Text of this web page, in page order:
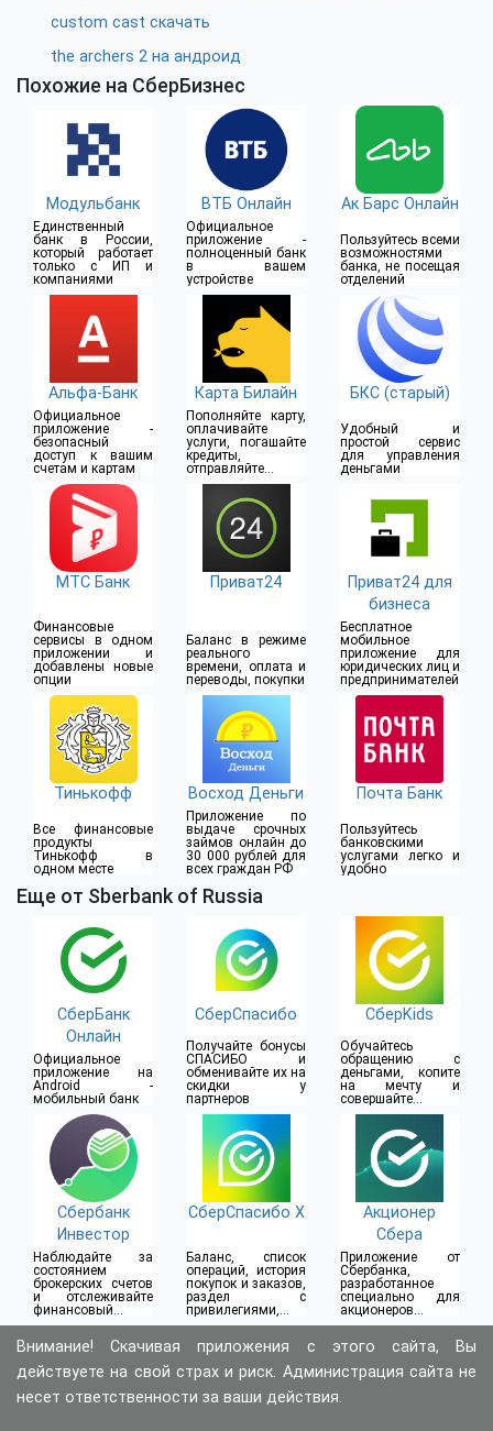
custom cast скачать
the archers 2 на андроид
Похожие на СберБизнес
Модульбанк
Единственный
банк в России,
который работает
только с ИП и
компаниями
ВТБ Онлайн
Официальное
приложение -
полноценный банк
в вашем
устройстве
Ак Барс Онлайн
Пользуйтесь всеми
возможностями
банка, не посещая
отделений
Альфа-Банк
Официальное
приложение -
безопасный
доступ к вашим
счетам и картам
Карта Билайн
Пополняйте карту,
оплачивайте
услуги, погашайте
кредиты,
отправляйте
денежные
переводы
БКС (старый)
Удобный и
простой сервис
для управления
деньгами
МТС Банк
Финансовые
сервисы в одном
приложении и
добавлены новые
опции
Приват24
Баланс в режиме
реального
времени, оплата и
переводы, покупки
Приват24 для
бизнеса
Бесплатное
мобильное
приложение для
юридических лиц и
предпринимателей
Тинькофф
Все финансовые
продукты
Тинькофф в
одном месте
Восход Деньги
Приложение по
выдаче срочных
займов онлайн до
30 000 рублей для
всех граждан РФ
Почта Банк
Пользуйтесь
банковскими
услугами легко и
удобно
Еще от Sberbank of Russia
СберБанк
Онлайн
Официальное
приложение на
Android -
мобильный банк
СберСпасибо
Получайте бонусы
СПАСИБО и
обменивайте их на
скидки у
партнеров
СберKids
Обучайтесь
обращению с
деньгами, копите
на мечту и
совершайте
безопасные
Сбербанк
Инвестор
Наблюдайте за
состоянием
брокерских счетов
и отслеживайте
финансовый
результат
СберСпасибо Х
Баланс, список
операций, история
покупок и заказов,
раздел с
привилегиями,
статистика
Акционер
Сбера
Приложение от
Сбербанка,
разработанное
специально для
акционеров и
инвесторов
Внимание! Скачивая приложения с этого сайта, Вы
действуете на свой страх и риск. Администрация сайта не
несет ответственности за ваши действия.